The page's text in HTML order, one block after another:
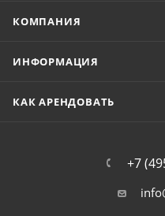
КОМПАНИЯ
ИНФОРМАЦИЯ
КАК АРЕНДОВАТЬ
+7